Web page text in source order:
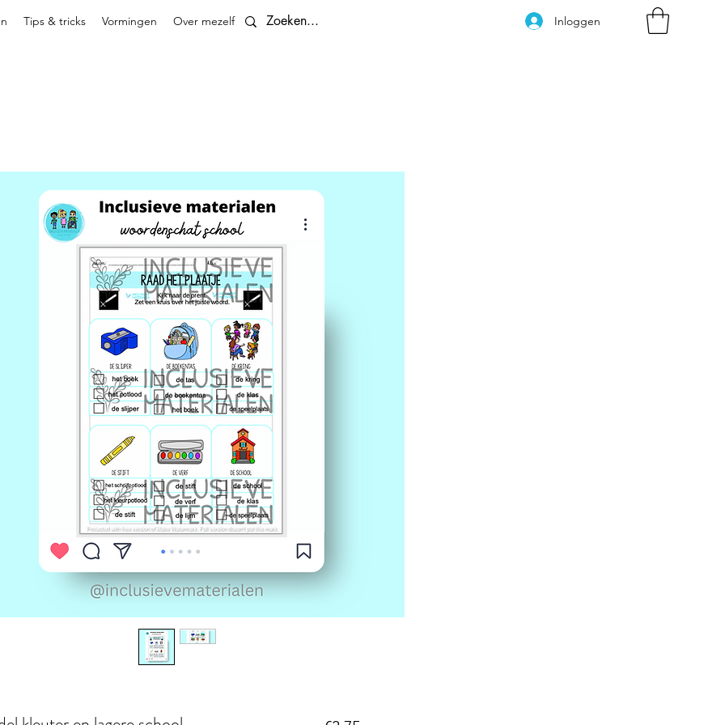
Tips & tricks Vormingen Over mezelf Contact Inloggen